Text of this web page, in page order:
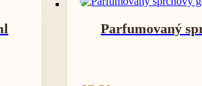
Parfumovaný